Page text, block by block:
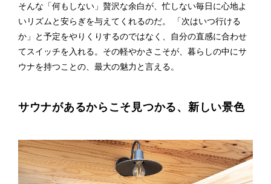
そんな「何もしない」贅沢な余白が、忙しない毎日に心地よ
いリズムと安らぎを与えてくれるのだ。 「次はいつ行ける
か」と予定をやりくりするのではなく、自分の直感に合わせ
てスイッチを入れる。その軽やかさこそが、暮らしの中にサ
ウナを持つことの、最大の魅力と言える。
サウナがあるからこそ見つかる、新しい景色